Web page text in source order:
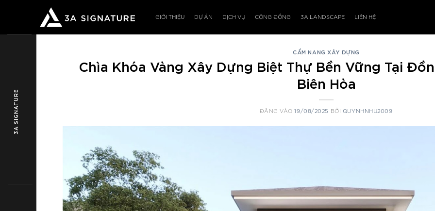
3A SIGNATURE
GIỚI THIỆU DỰ ÁN DỊCH VỤ CỘNG ĐỒNG 3A LANDSCAPE LIÊN HỆ
CẨM NANG XÂY DỰNG
Chìa Khóa Vàng Xây Dựng Biệt Thự Bền Vững Tại
Biên Hòa
ĐĂNG VÀO19/08/2025 BỞI QUYNHNHU2009